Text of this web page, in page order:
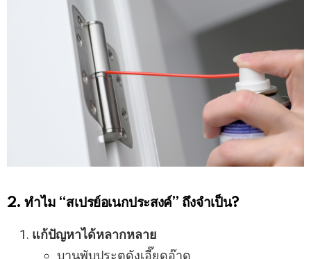
2. ทำไม “สเปรย์อเนกประสงค์” ถึงจำเป็น?
แก้ปัญหาได้หลากหลาย
บานพับประตูดังเอี๊ยดอ๊าด